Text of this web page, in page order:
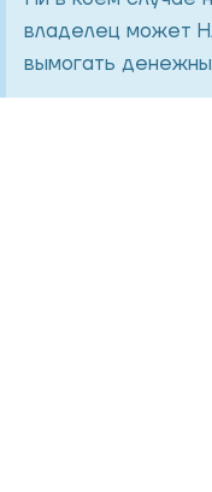
владелец может
вымогать